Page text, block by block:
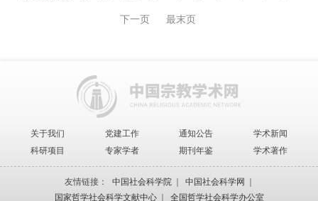
下一页 最末页
关于我们 党建工作 通知公告
学术新闻
科研项目
专家学者 期刊年鉴 学术著作
友情链接： 中国社会科学院 ｜ 中国社会科学网 ｜
国家哲学社会科学文献中心 ｜ 全国哲学社会科学办公室